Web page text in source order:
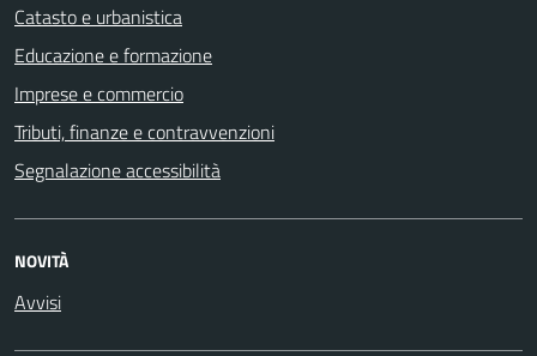
Catasto e urbanistica
Educazione e formazione
Imprese e commercio
Tributi, finanze e contravvenzioni
Segnalazione accessibilità
NOVITÀ
Avvisi